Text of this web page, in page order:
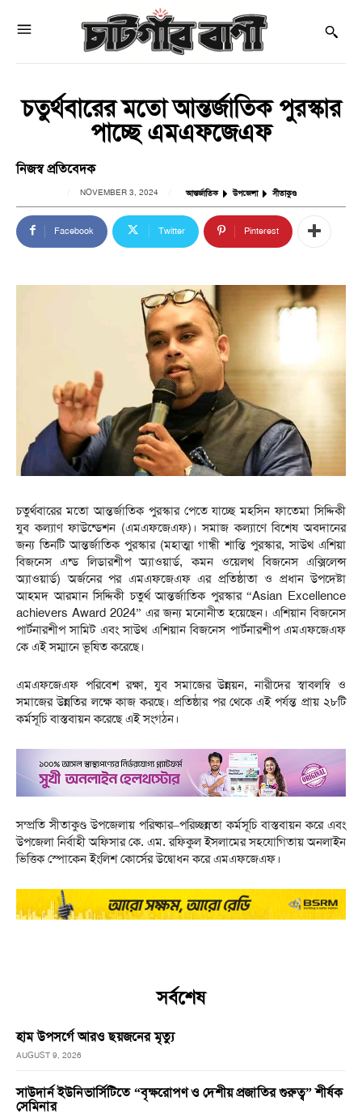
চতুর্থবারের মতো আন্তর্জাতিক পুরস্কার
পাচ্ছে এমএফজেএফ
নিজস্ব প্রতিবেদক
NOVEMBER 3, 2024 আন্তর্জাতিক উপজেলা সীতাকুণ্ড
Facebook Twitter Pinterest
চতুর্থবারের মতো আন্তর্জাতিক পুরস্কার পেতে যাচ্ছে মহসিন ফাতেমা সিদ্দিকী
যুব কল্যাণ ফাউন্ডেশন (এমএফজেএফ)। সমাজ কল্যাণে বিশেষ অবদানের
জন্য তিনটি আন্তর্জাতিক পুরস্কার (মহাত্মা গান্ধী শান্তি পুরস্কার, সাউথ এশিয়া
বিজনেস এন্ড লিডারশীপ অ্যাওয়ার্ড, কমন ওয়েলথ বিজনেস এক্সিলেন্স
অ্যাওয়ার্ড) অর্জনের পর এমএফজেএফ এর প্রতিষ্ঠাতা ও প্রধান উপদেষ্টা
আহমদ আরমান সিদ্দিকী চতুর্থ আন্তর্জাতিক পুরস্কার “Asian Excellence
achievers Award 2024” এর জন্য মনোনীত হয়েছেন। এশিয়ান বিজনেস
পার্টনারশীপ সামিট এবং সাউথ এশিয়ান বিজনেস পার্টনারশীপ এমএফজেএফ
কে এই সম্মানে ভূষিত করেছে।
এমএফজেএফ পরিবেশ রক্ষা, যুব সমাজের উন্নয়ন, নারীদের স্বাবলম্বি ও
সমাজের উন্নতির লক্ষে কাজ করছে। প্রতিষ্ঠার পর থেকে এই পর্যন্ত প্রায় ২৮টি
কর্মসূচি বাস্তবায়ন করেছে এই সংগঠন।
সম্প্রতি সীতাকুণ্ড উপজেলায় পরিষ্কার–পরিচ্ছন্নতা কর্মসূচি বাস্তবায়ন করে এবং
উপজেলা নির্বাহী অফিসার কে. এম. রফিকুল ইসলামের সহযোগিতায় অনলাইন
ভিত্তিক স্পোকেন ইংলিশ কোর্সের উদ্বোধন করে এমএফজেএফ।
সর্বশেষ
হাম উপসর্গে আরও ছয়জনের মৃত্যু
AUGUST 9, 2026
সাউদার্ন ইউনিভার্সিটিতে “বৃক্ষরোপণ ও দেশীয় প্রজাতির গুরুত্ব” শীর্ষক
সেমিনার